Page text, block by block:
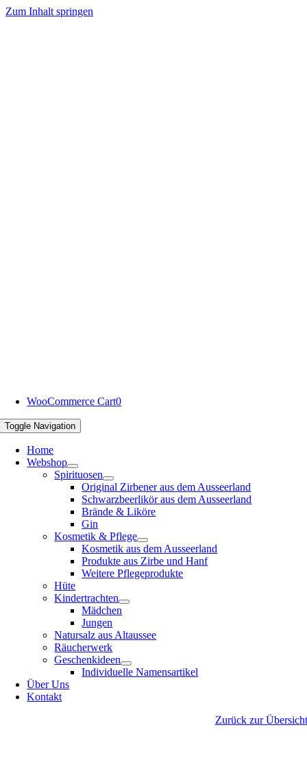
Zum Inhalt springen
WooCommerce Cart0
Toggle Navigation
Home
Webshop
Spirituosen
Original Zirbener aus dem Ausseerland
Schwarzbeerlikör aus dem Ausseerland
Brände & Liköre
Gin
Kosmetik & Pflege
Kosmetik aus dem Ausseerland
Produkte aus Zirbe und Hanf
Weitere Pflegeprodukte
Hüte
Kindertrachten
Mädchen
Jungen
Natursalz aus Altaussee
Räucherwerk
Geschenkideen
Individuelle Namensartikel
Über Uns
Kontakt
Zurück zur Übersicht